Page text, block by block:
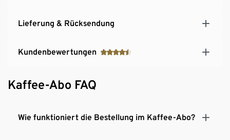
Lieferung & Rücksendung
Kundenbewertungen
Kaffee-Abo FAQ
Wie funktioniert die Bestellung im Kaffee-Abo?